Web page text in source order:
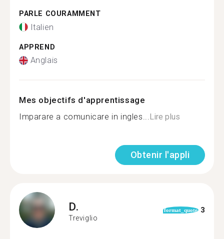
PARLE COURAMMENT
Italien
APPREND
Anglais
Mes objectifs d'apprentissage
Imparare a comunicare in ingles...Lire plus
Obtenir l'appli
D.
Treviglio
format_quote 3